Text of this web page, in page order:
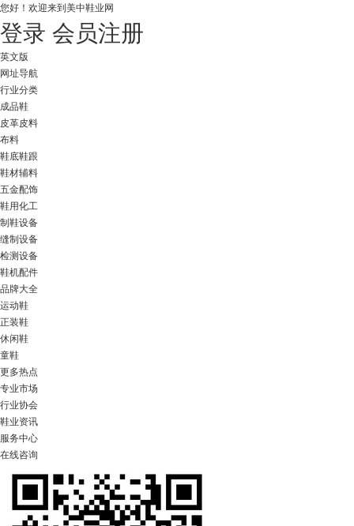
您好！ 欢迎来到美中鞋业网
登录 会员注册
英文版
网址导航
行业分类
成品鞋
皮革皮料
布料
鞋底鞋跟
鞋材辅料
五金配饰
鞋用化工
制鞋设备
缝制设备
检测设备
鞋机配件
品牌大全
运动鞋
正装鞋
休闲鞋
童鞋
更多热点
专业市场
行业协会
鞋业资讯
服务中心
在线咨询